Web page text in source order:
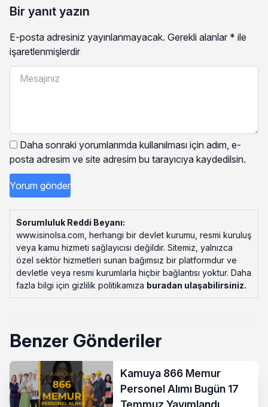
Bir yanıt yazın
E-posta adresiniz yayınlanmayacak. Gerekli alanlar * ile
işaretlenmişlerdir
Daha sonraki yorumlarımda kullanılması için adım, e-
posta adresim ve site adresim bu tarayıcıya kaydedilsin.
Sorumluluk Reddi Beyanı:
www.isinolsa.com, herhangi bir devlet kurumu, resmi kuruluş
veya kamu hizmeti sağlayıcısı değildir. Sitemiz, yalnızca
özel sektör hizmetleri sunan bağımsız bir platformdur ve
devletle veya resmi kurumlarla hiçbir bağlantısı yoktur. Daha
fazla bilgi için gizlilik politikamıza buradan ulaşabilirsiniz.
Benzer Gönderiler
Kamuya 866 Memur
Personel Alımı Bugün 17
Temmuz Yayımlandı